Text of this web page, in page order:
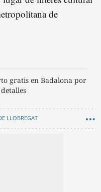
de
gratis en Badalona por
LLOBREGAT